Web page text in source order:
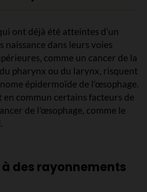
ont déjà été atteintes d’un
naissance dans leurs voies
comme un cancer de la
pharynx ou du larynx, risquent
épidermoïde de l’œsophage.
en commun certains facteurs de
de l’œsophage, comme le
des rayonnements